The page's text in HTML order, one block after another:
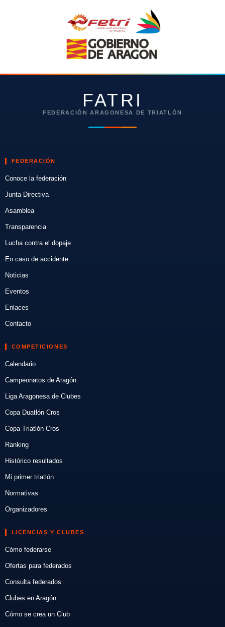
FATRI
FEDERACIÓN ARAGONESA DE TRIATLÓN
FEDERACIÓN
Conoce la federación
Junta Directiva
Asamblea
Transparencia
Lucha contra el dopaje
En caso de accidente
Noticias
Eventos
Enlaces
Contacto
COMPETICIONES
Calendario
Campeonatos de Aragón
Liga Aragonesa de Clubes
Copa Duatlón Cros
Copa Triatlón Cros
Ranking
Histórico resultados
Mi primer triatlón
Normativas
Organizadores
LICENCIAS Y CLUBES
Cómo federarse
Ofertas para federados
Consulta federados
Clubes en Aragón
Cómo se crea un Club